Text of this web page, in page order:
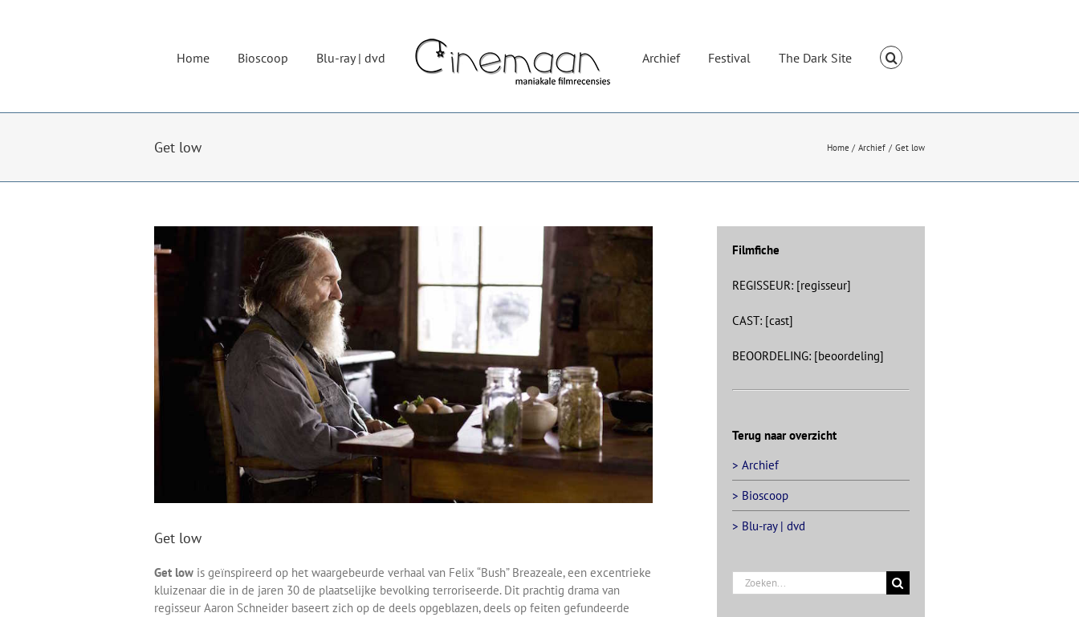
Home Bioscoop Blu-ray | dvd Archief Festival The Dark Site
Get low Home Archief Get low
grotere
afbeelding
Get low
Get low is geïnspireerd op het waargebeurde verhaal van Felix “Bush” Breazeale, een excentrieke
kluizenaar die in de jaren 30 de plaatselijke bevolking terroriseerde. Dit prachtig drama van
regisseur Aaron Schneider baseert zich op de deels opgeblazen, deels op feiten gefundeerde
Filmfiche
REGISSEUR: [regisseur]
CAST: [cast]
BEOORDELING: [beoordeling]
Terug naar overzicht
> Archief
> Bioscoop
> Blu-ray | dvd
Zoeken
naar: